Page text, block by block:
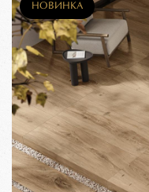
НОВИНКА